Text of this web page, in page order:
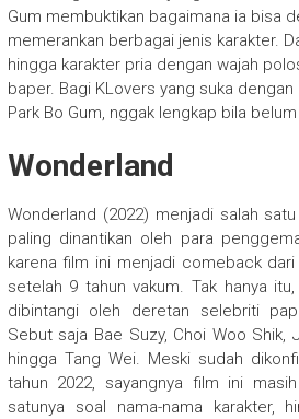
Gum membuktikan bagaimana ia bisa
memerankan berbagai jenis karakter.
hingga karakter pria dengan wajah
baper. Bagi KLovers yang suka
Park Bo Gum, nggak lengkap bila
Wonderland
Wonderland (2022) menjadi salah
paling dinantikan oleh para
karena film ini menjadi comeback
setelah 9 tahun vakum. Tak hanya
dibintangi oleh deretan selebriti
Sebut saja Bae Suzy, Choi Woo Shik,
hingga Tang Wei. Meski sudah
tahun 2022, sayangnya film ini
satunya soal nama-nama karakter,